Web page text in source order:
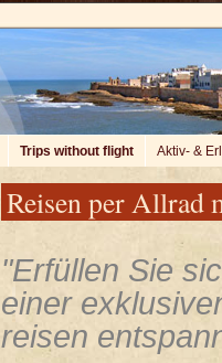
Trips without flight Aktiv- &
Reisen per Allrad
"Erfüllen Sie
einer
reisen